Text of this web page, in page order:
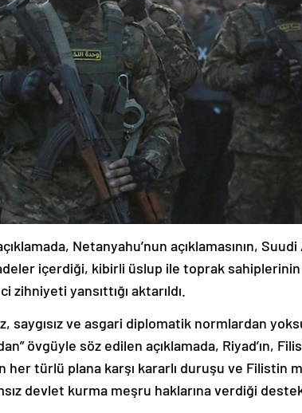
Netanyahu’nun açıklamasının,
içerdiği, kibirli üslup ile toprak
zihniyeti yansıttığı aktarıldı.
saygısız ve asgari diplomatik normlardan
övgüyle söz edilen açıklamada, Riyad’ın,
türlü plana karşı kararlı duruşu ve Filistin
devlet kurma meşru haklarına verdiği